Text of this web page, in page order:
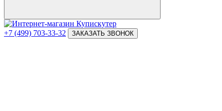
+7 (499) 703-33-32 ЗАКАЗАТЬ ЗВОНОК